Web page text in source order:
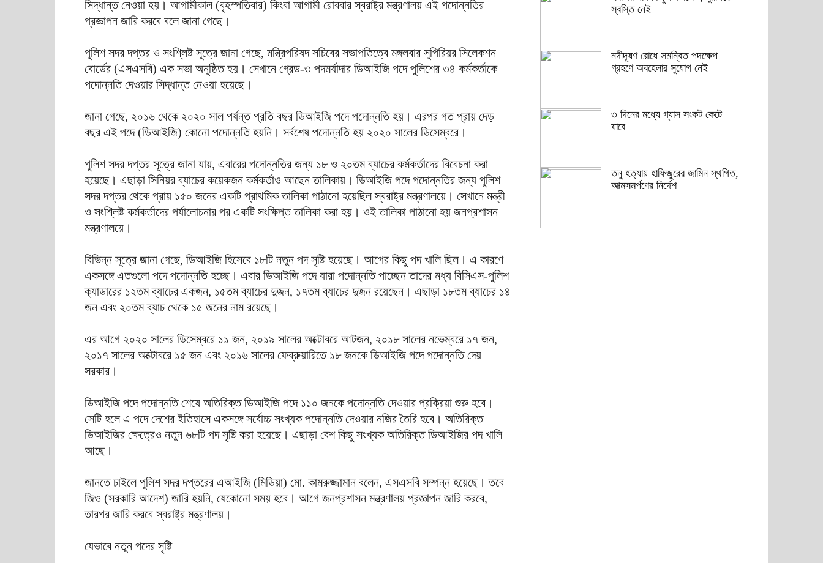
সিদ্ধান্ত নেওয়া হয়। আগামীকাল (বৃহস্পতিবার) কিংবা আগামী রোববার স্বরাষ্ট্র মন্ত্রণালয় এই পদোন্নতির
প্রজ্ঞাপন জারি করবে বলে জানা গেছে।
পুলিশ সদর দপ্তর ও সংশ্লিষ্ট সূত্রে জানা গেছে, মন্ত্রিপরিষদ সচিবের সভাপতিত্বে মঙ্গলবার সুপিরিয়র সিলেকশন
বোর্ডের (এসএসবি) এক সভা অনুষ্ঠিত হয়। সেখানে গ্রেড-৩ পদমর্যাদার ডিআইজি পদে পুলিশের ৩৪ কর্মকর্তাকে
পদোন্নতি দেওয়ার সিদ্ধান্ত নেওয়া হয়েছে।
জানা গেছে, ২০১৬ থেকে ২০২০ সাল পর্যন্ত প্রতি বছর ডিআইজি পদে পদোন্নতি হয়। এরপর গত প্রায় দেড়
বছর এই পদে (ডিআইজি) কোনো পদোন্নতি হয়নি। সর্বশেষ পদোন্নতি হয় ২০২০ সালের ডিসেম্বরে।
পুলিশ সদর দপ্তর সূত্রে জানা যায়, এবারের পদোন্নতির জন্য ১৮ ও ২০তম ব্যাচের কর্মকর্তাদের বিবেচনা করা
হয়েছে। এছাড়া সিনিয়র ব্যাচের কয়েকজন কর্মকর্তাও আছেন তালিকায়। ডিআইজি পদে পদোন্নতির জন্য পুলিশ
সদর দপ্তর থেকে প্রায় ১৫০ জনের একটি প্রাথমিক তালিকা পাঠানো হয়েছিল স্বরাষ্ট্র মন্ত্রণালয়ে। সেখানে মন্ত্রী
ও সংশ্লিষ্ট কর্মকর্তাদের পর্যালোচনার পর একটি সংক্ষিপ্ত তালিকা করা হয়। ওই তালিকা পাঠানো হয় জনপ্রশাসন
মন্ত্রণালয়ে।
বিভিন্ন সূত্রে জানা গেছে, ডিআইজি হিসেবে ১৮টি নতুন পদ সৃষ্টি হয়েছে। আগের কিছু পদ খালি ছিল। এ কারণে
একসঙ্গে এতগুলো পদে পদোন্নতি হচ্ছে। এবার ডিআইজি পদে যারা পদোন্নতি পাচ্ছেন তাদের মধ্য বিসিএস-পুলিশ
ক্যাডারের ১২তম ব্যাচের একজন, ১৫তম ব্যাচের দুজন, ১৭তম ব্যাচের দুজন রয়েছেন। এছাড়া ১৮তম ব্যাচের ১৪
জন এবং ২০তম ব্যাচ থেকে ১৫ জনের নাম রয়েছে।
এর আগে ২০২০ সালের ডিসেম্বরে ১১ জন, ২০১৯ সালের অক্টোবরে আটজন, ২০১৮ সালের নভেম্বরে ১৭ জন,
২০১৭ সালের অক্টোবরে ১৫ জন এবং ২০১৬ সালের ফেব্রুয়ারিতে ১৮ জনকে ডিআইজি পদে পদোন্নতি দেয়
সরকার।
ডিআইজি পদে পদোন্নতি শেষে অতিরিক্ত ডিআইজি পদে ১১০ জনকে পদোন্নতি দেওয়ার প্রক্রিয়া শুরু হবে।
সেটি হলে এ পদে দেশের ইতিহাসে একসঙ্গে সর্বোচ্চ সংখ্যক পদোন্নতি দেওয়ার নজির তৈরি হবে। অতিরিক্ত
ডিআইজির ক্ষেত্রেও নতুন ৬৮টি পদ সৃষ্টি করা হয়েছে। এছাড়া বেশ কিছু সংখ্যক অতিরিক্ত ডিআইজির পদ খালি
আছে।
জানতে চাইলে পুলিশ সদর দপ্তরের এআইজি (মিডিয়া) মো. কামরুজ্জামান বলেন, এসএসবি সম্পন্ন হয়েছে। তবে
জিও (সরকারি আদেশ) জারি হয়নি, যেকোনো সময় হবে। আগে জনপ্রশাসন মন্ত্রণালয় প্রজ্ঞাপন জারি করবে,
তারপর জারি করবে স্বরাষ্ট্র মন্ত্রণালয়।
যেভাবে নতুন পদের সৃষ্টি
স্বস্তি নেই
নদীদূষণ রোধে সমন্বিত পদক্ষেপ
গ্রহণে অবহেলার সুযোগ নেই
৩ দিনের মধ্যে গ্যাস সংকট কেটে
যাবে
তনু হত্যায় হাফিজুরের জামিন স্থগিত,
আত্মসমর্পণের নির্দেশ